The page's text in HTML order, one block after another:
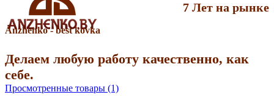
7 Лет на рынке
Anzhenko - best kovka
Делаем любую работу качественно, как
себе.
Просмотренные товары (1)